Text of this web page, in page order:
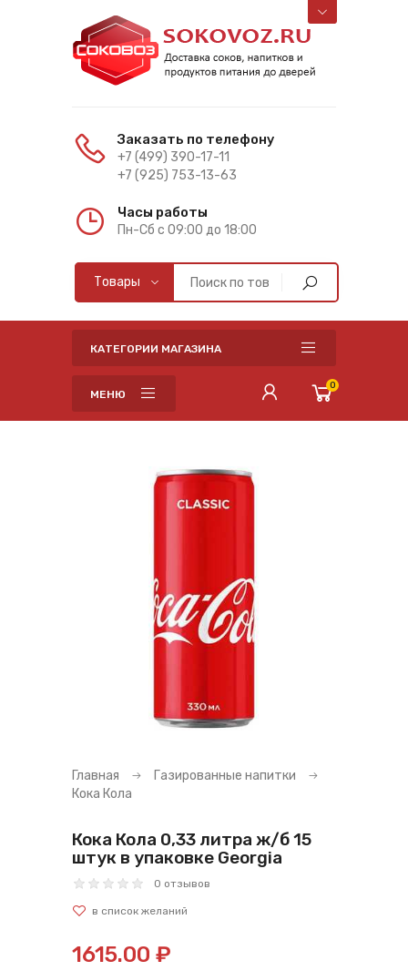
Заказать по телефону
+7 (499) 390-17-11
+7 (925) 753-13-63
Часы работы
Пн-Cб с 09:00 до 18:00
КАТЕГОРИИ МАГАЗИНА
МЕНЮ
0
Главная
Газированные напитки
Кока Кола
Кока Кола 0,33 литра ж/б 15
штук в упаковке Georgia
0 отзывов
1615.00 ₽